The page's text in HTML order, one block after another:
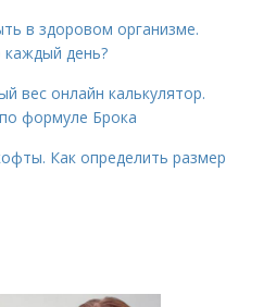
в здоровом организме.
день?
вес онлайн калькулятор.
формуле Брока
Как определить размер